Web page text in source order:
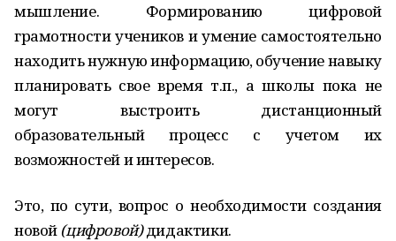
мышление. Формированию цифровой
грамотности учеников и умение самостоятельно
находить нужную информацию, обучение навыку
планировать свое время т.п., а школы пока не
могут выстроить дистанционный
образовательный процесс с учетом их
возможностей и интересов.
Это, по сути, вопрос о необходимости создания
новой (цифровой)дидактики.